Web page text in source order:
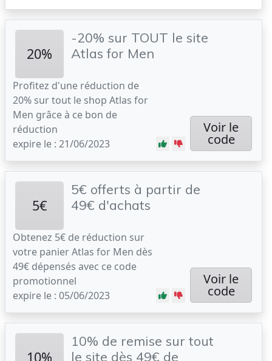
20%
-20% sur TOUT le site
Atlas for Men
Profitez d'une réduction de
20% sur tout le shop Atlas for
Men grâce à ce bon de
réduction
expire le : 21/06/2023
Voir le
code
5€
5€ offerts à partir de
49€ d'achats
Obtenez 5€ de réduction sur
votre panier Atlas for Men dès
49€ dépensés avec ce code
promotionnel
expire le : 05/06/2023
Voir le
code
10%
10% de remise sur tout
le site dès 49€ de